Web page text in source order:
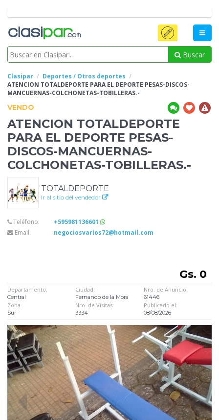
Buscar
Clasipar
Deportes / Otros deportes
ATENCION TOTALDEPORTE PARA EL DEPORTE PESAS-DISCOS-
MANCUERNAS-COLCHONETAS-TOBILLERAS.-
VENDO
ATENCION TOTALDEPORTE
PARA EL DEPORTE PESAS-
DISCOS-MANCUERNAS-
COLCHONETAS-TOBILLERAS.-
TOTALDEPORTE
Ir al sitio del vendedor
Teléfono:
+595981136601
Email:
negociosvarios72@hotmail.com
Gs. 0
Departamento:
Central
Ciudad:
Fernando de la Mora
Nro. de Anuncio:
61446
Zona
Sur
Nro. de Visitas:
3334
Publicado el:
08/08/2026